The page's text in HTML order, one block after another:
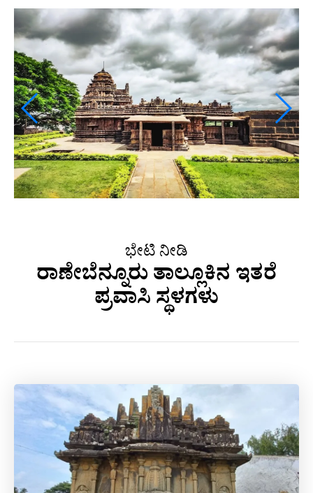
ಭೇಟಿ ನೀಡಿ
ರಾಣೇಬೆನ್ನೂರು ತಾಲ್ಲೂಕಿನ ಇತರೆ
ಪ್ರವಾಸಿ ಸ್ಥಳಗಳು